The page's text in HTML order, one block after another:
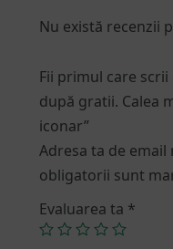
Nu există recenzii
Fii primul care
după gratii. Calea
iconar”
Adresa ta de
obligatorii sunt
Evaluarea ta *